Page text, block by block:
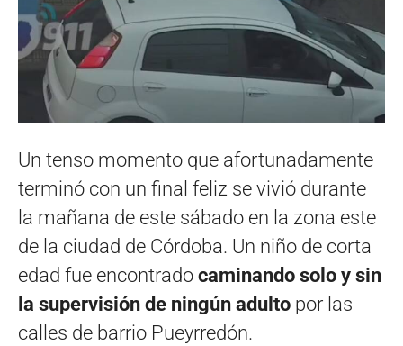
Un tenso momento que afortunadamente
terminó con un final feliz se vivió durante
la mañana de este sábado en la zona este
de la ciudad de Córdoba. Un niño de corta
edad fue encontrado caminando solo y sin
la supervisión de ningún adulto por las
calles de barrio Pueyrredón.